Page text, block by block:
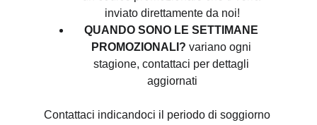
inviato direttamente da noi!
QUANDO SONO LE SETTIMANE
PROMOZIONALI? variano ogni
stagione, contattaci per dettagli
aggiornati
Contattaci indicandoci il periodo di soggiorno